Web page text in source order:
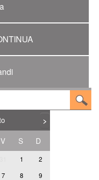
>
V S D
1
2
7 8
9